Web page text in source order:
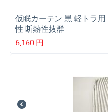
仮眠カーテン 黒 軽トラ
性 断熱性抜群
6,160 円